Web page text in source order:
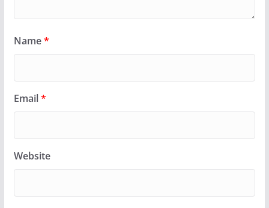
Name*
Email*
Website